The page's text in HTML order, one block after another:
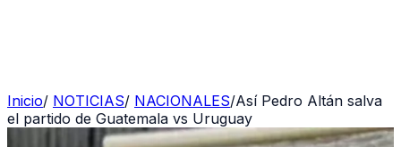
Inicio/ NOTICIAS/ NACIONALES/Así Pedro Altán salva
el partido de Guatemala vs Uruguay